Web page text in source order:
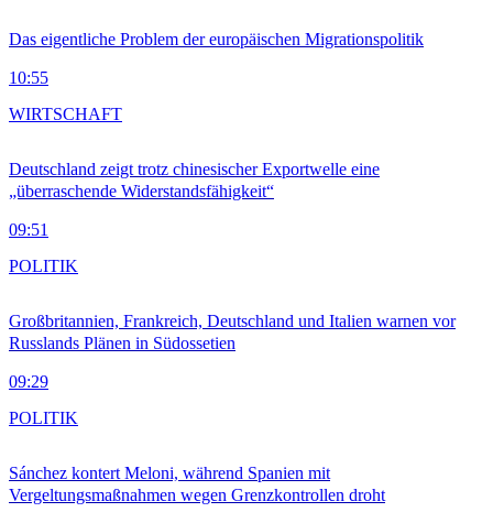
Das eigentliche Problem der europäischen Migrationspolitik
10:55
Deutschland zeigt trotz chinesischer Exportwelle eine
„überraschende Widerstandsfähigkeit“
09:51
WIRTSCHAFT
Großbritannien, Frankreich, Deutschland und Italien warnen vor
Russlands Plänen in Südossetien
09:29
POLITIK
Sánchez kontert Meloni, während Spanien mit
Vergeltungsmaßnahmen wegen Grenzkontrollen droht
POLITIK